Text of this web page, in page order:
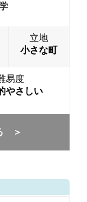
立地
小さな町
易度
やさしい
＞